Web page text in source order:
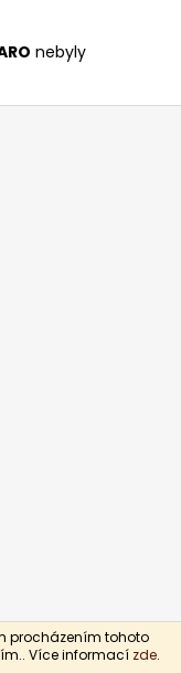
procházením tohoto
Více informací zde.
nebyly